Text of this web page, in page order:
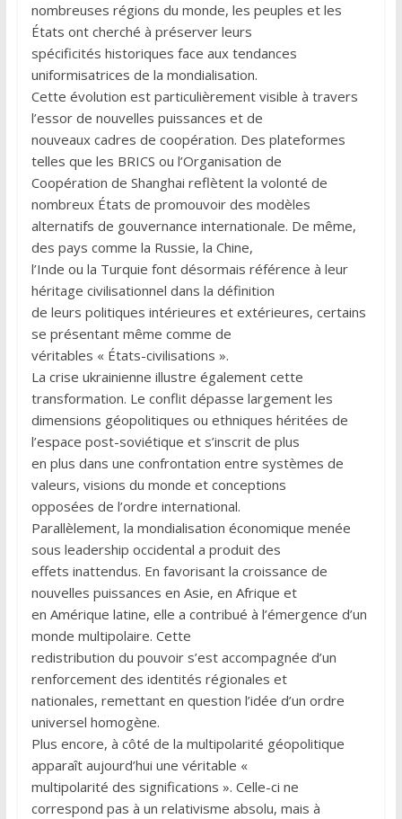
nombreuses régions du monde, les peuples et les
États ont cherché à préserver leurs
spécificités historiques face aux tendances
uniformisatrices de la mondialisation.
Cette évolution est particulièrement visible à travers
l’essor de nouvelles puissances et de
nouveaux cadres de coopération. Des plateformes
telles que les BRICS ou l’Organisation de
Coopération de Shanghai reflètent la volonté de
nombreux États de promouvoir des modèles
alternatifs de gouvernance internationale. De même,
des pays comme la Russie, la Chine,
l’Inde ou la Turquie font désormais référence à leur
héritage civilisationnel dans la définition
de leurs politiques intérieures et extérieures, certains
se présentant même comme de
véritables « États-civilisations ».
La crise ukrainienne illustre également cette
transformation. Le conflit dépasse largement les
dimensions géopolitiques ou ethniques héritées de
l’espace post-soviétique et s’inscrit de plus
en plus dans une confrontation entre systèmes de
valeurs, visions du monde et conceptions
opposées de l’ordre international.
Parallèlement, la mondialisation économique menée
sous leadership occidental a produit des
effets inattendus. En favorisant la croissance de
nouvelles puissances en Asie, en Afrique et
en Amérique latine, elle a contribué à l’émergence d’un
monde multipolaire. Cette
redistribution du pouvoir s’est accompagnée d’un
renforcement des identités régionales et
nationales, remettant en question l’idée d’un ordre
universel homogène.
Plus encore, à côté de la multipolarité géopolitique
apparaît aujourd’hui une véritable «
multipolarité des significations ». Celle-ci ne
correspond pas à un relativisme absolu, mais à